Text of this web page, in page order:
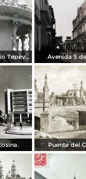
Templo Expiatorio Tepeyac. Avenida 5
Puente del